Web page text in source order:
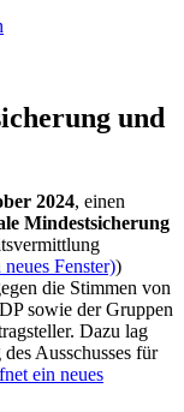
und
2024, einen
Mindestsicherung
Fenster))
die Stimmen von
sowie der Gruppen
Dazu lag
Ausschusses für
ein neues